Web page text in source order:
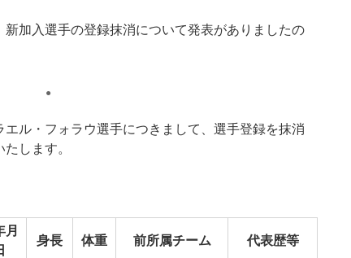
加入選手の登録抹消について発表がありましたの
●
ル・フォラウ選手につきまして、選手登録を抹消
します。
月
身長 体重 前所属チーム 代表歴等